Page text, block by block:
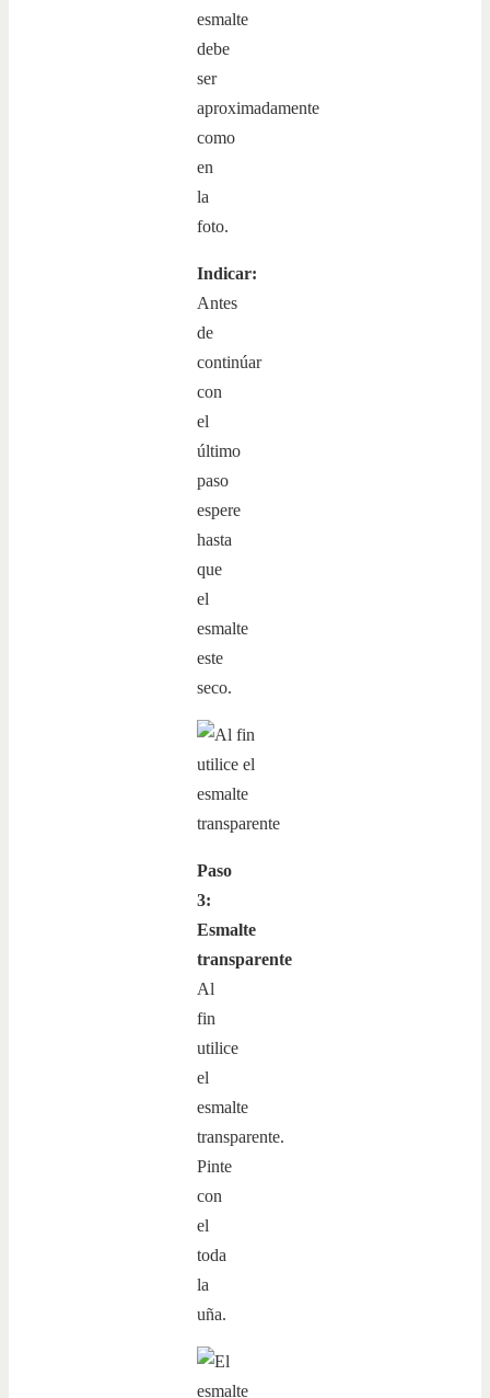
esmalte
debe
ser
aproximadamente
como
en
la
foto.
Indicar:
Antes
de
continúar
con
el
último
paso
espere
hasta
que
el
esmalte
este
seco.
Paso
3:
Esmalte
transparente
Al
fin
utilice
el
esmalte
transparente.
Pinte
con
el
toda
la
uña.